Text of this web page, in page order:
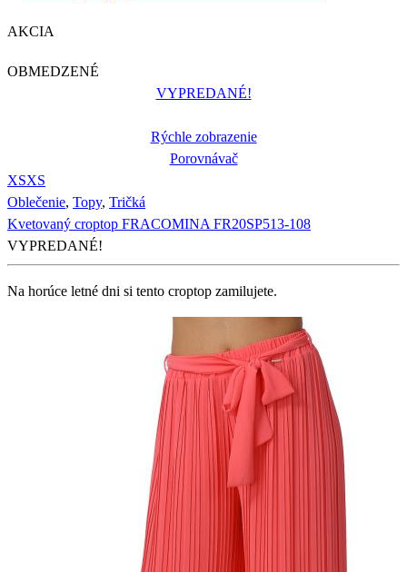
AKCIA
OBMEDZENÉ
VYPREDANÉ!
Rýchle zobrazenie
Porovnávač
XSXS
Oblečenie, Topy, Tričká
Kvetovaný croptop FRACOMINA FR20SP513-108
VYPREDANÉ!
Na horúce letné dni si tento croptop zamilujete.